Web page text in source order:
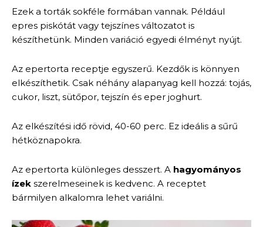
Ezek a torták sokféle formában vannak. Például
epres piskótát vagy tejszínes változatot is
készíthetünk. Minden variáció egyedi élményt nyújt.
Az epertorta receptje egyszerű. Kezdők is könnyen
elkészíthetik. Csak néhány alapanyag kell hozzá: tojás,
cukor, liszt, sütőpor, tejszín és eper joghurt.
Az elkészítési idő rövid, 40-60 perc. Ez ideális a sűrű
hétköznapokra.
Az epertorta különleges desszert. A hagyományos
ízek szerelmeseinek is kedvenc. A receptet
bármilyen alkalomra lehet variálni.